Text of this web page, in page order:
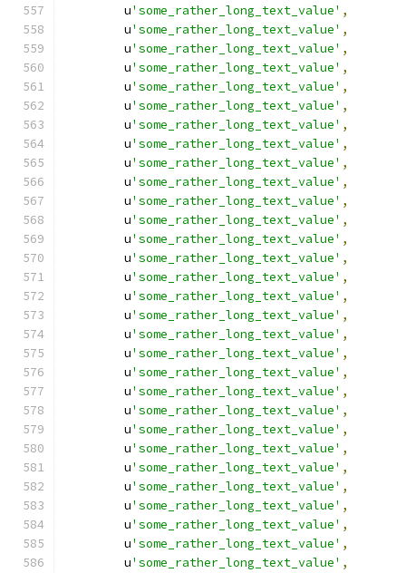
        u
'some_rather_long_text_value' ,
        u
'some_rather_long_text_value' ,
        u
'some_rather_long_text_value' ,
        u
'some_rather_long_text_value' ,
        u
'some_rather_long_text_value' ,
        u
'some_rather_long_text_value' ,
        u
'some_rather_long_text_value' ,
        u
'some_rather_long_text_value' ,
        u
'some_rather_long_text_value' ,
        u
'some_rather_long_text_value' ,
        u
'some_rather_long_text_value' ,
        u
'some_rather_long_text_value' ,
        u
'some_rather_long_text_value' ,
        u
'some_rather_long_text_value' ,
        u
'some_rather_long_text_value' ,
        u
'some_rather_long_text_value' ,
        u
'some_rather_long_text_value' ,
        u
'some_rather_long_text_value' ,
        u
'some_rather_long_text_value' ,
        u
'some_rather_long_text_value' ,
        u
'some_rather_long_text_value' ,
        u
'some_rather_long_text_value' ,
        u
'some_rather_long_text_value' ,
        u
'some_rather_long_text_value' ,
        u
'some_rather_long_text_value' ,
        u
'some_rather_long_text_value' ,
        u
'some_rather_long_text_value' ,
        u
'some_rather_long_text_value' ,
        u
'some_rather_long_text_value' ,
        u
'some_rather_long_text_value' ,